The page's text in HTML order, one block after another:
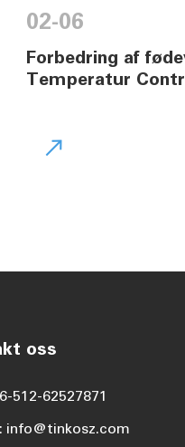
02-06
Forbedring af
Temperatur

oss
512-62527871
info@tinkosz.com